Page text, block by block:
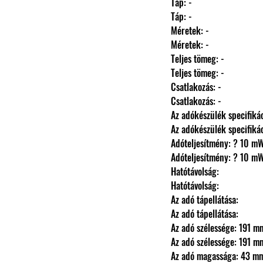
                Táp: -
                Méretek: -
                Méretek: -
                Teljes tömeg: -
                Teljes tömeg: -
                Csatlakozás: -
                Csatlakozás: -
Az adókészülék
Az adókészülék
Adóteljesítmény: ? 10
Adóteljesítmény: ? 10
                Hatótávolság:
                Hatótávolság:
                Az adó tápellátása:
                Az adó tápellátása:
Az adó szélessége: 191
Az adó szélessége: 191
Az adó magassága: 43